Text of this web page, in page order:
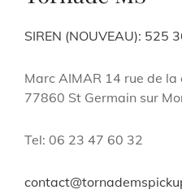
SIREN (NOUVEAU): 525
Marc AIMAR 14 rue de
77860 St Germain sur
Tel: 06 23 47 60 32